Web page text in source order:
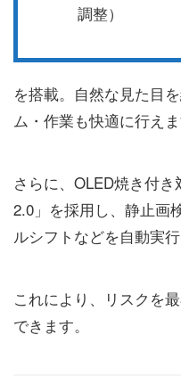
調整）
を搭載。自然な見た目
ム・作業も快適に行えま
さらに、OLED焼き付
2.0」を採用し、静止画
ルシフトなどを自動実行
これにより、リスクを
できます。